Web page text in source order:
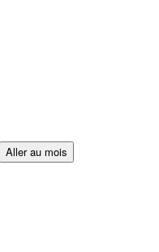
Aller au mois